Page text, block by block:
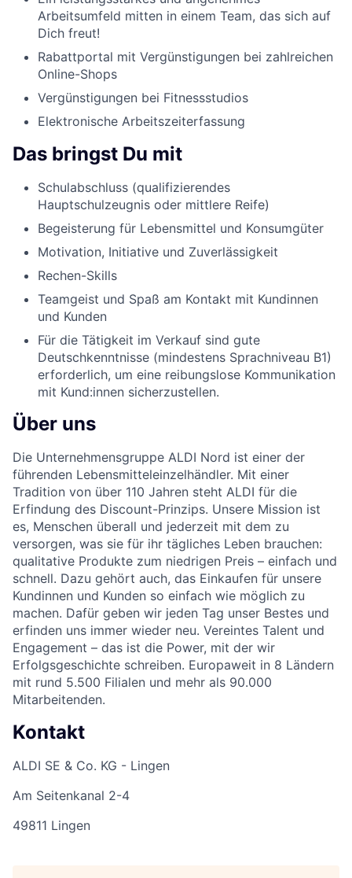
Arbeitsumfeld mitten in einem Team, das sich auf
Dich freut!
Rabattportal mit Vergünstigungen bei zahlreichen
Online-Shops
Vergünstigungen bei Fitnessstudios
Elektronische Arbeitszeiterfassung
Das bringst Du mit
Schulabschluss (qualifizierendes
Hauptschulzeugnis oder mittlere Reife)
Begeisterung für Lebensmittel und Konsumgüter
Motivation, Initiative und Zuverlässigkeit
Rechen-Skills
Teamgeist und Spaß am Kontakt mit Kundinnen
und Kunden
Für die Tätigkeit im Verkauf sind gute
Deutschkenntnisse (mindestens Sprachniveau B1)
erforderlich, um eine reibungslose Kommunikation
mit Kund:innen sicherzustellen.
Über uns
Die Unternehmensgruppe ALDI Nord ist einer der
führenden Lebensmitteleinzelhändler. Mit einer
Tradition von über 110 Jahren steht ALDI für die
Erfindung des Discount-Prinzips. Unsere Mission ist
es, Menschen überall und jederzeit mit dem zu
versorgen, was sie für ihr tägliches Leben brauchen:
qualitative Produkte zum niedrigen Preis – einfach und
schnell. Dazu gehört auch, das Einkaufen für unsere
Kundinnen und Kunden so einfach wie möglich zu
machen. Dafür geben wir jeden Tag unser Bestes und
erfinden uns immer wieder neu. Vereintes Talent und
Engagement – das ist die Power, mit der wir
Erfolgsgeschichte schreiben. Europaweit in 8 Ländern
mit rund 5.500 Filialen und mehr als 90.000
Mitarbeitenden.
Kontakt
ALDI SE & Co. KG - Lingen
Am Seitenkanal 2-4
49811 Lingen